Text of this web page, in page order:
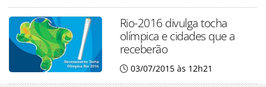
Rio-2016 divulga tocha
olímpica e cidades que a
receberão
03/07/2015 às 12h21